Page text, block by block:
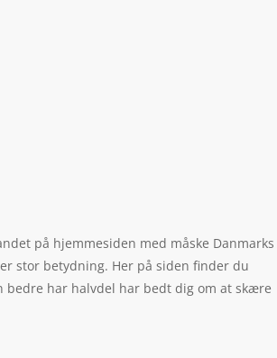
på hjemmesiden med måske Danmarks
stor betydning. Her på siden finder du
bedre har halvdel har bedt dig om at skære